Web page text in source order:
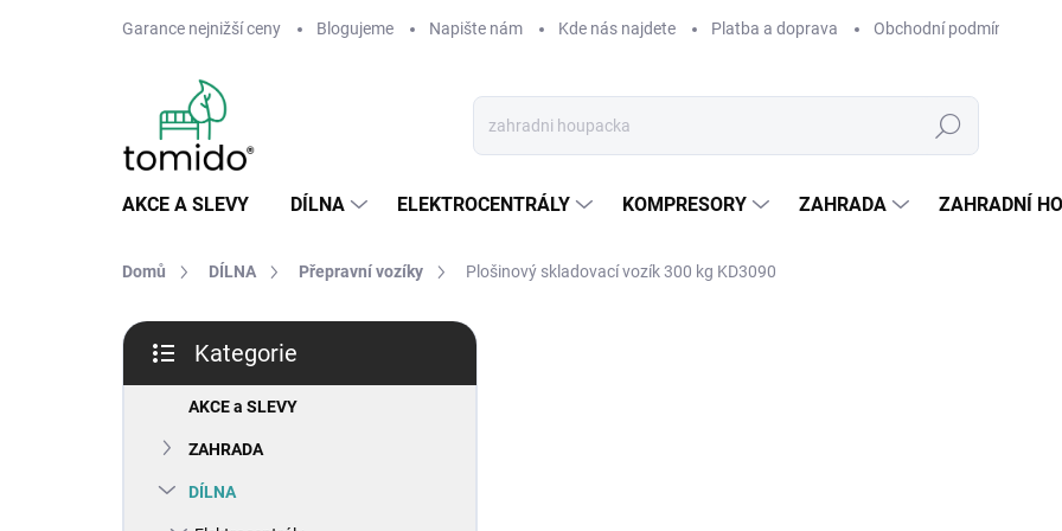
Garance nejnižší ceny Blogujeme Napište nám Kde nás najdete Platba a doprava Obchodní podmínky
Hledat
AKCE A SLEVY DÍLNA ELEKTROCENTRÁLY KOMPRESORY ZAHRADA ZAHRADNÍ
Domů DÍLNA Přepravní vozíky Plošinový skladovací vozík 300 kg KD3090
P
s
kategorie
Kategorie
AKCE a SLEVY
ZAHRADA
DÍLNA